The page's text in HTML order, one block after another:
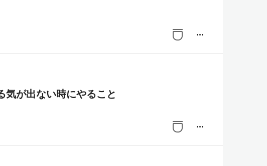
more_horiz
気が出ない時にやること
more_horiz